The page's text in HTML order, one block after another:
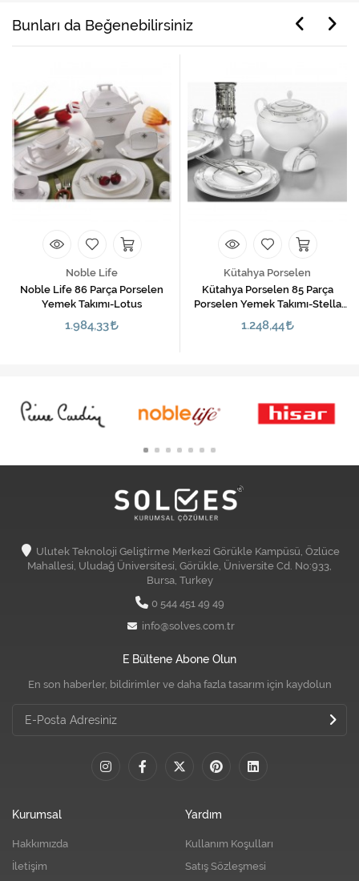
Bunları da Beğenebilirsiniz
Noble Life
Noble Life 86 Parça Porselen
Yemek Takımı-Lotus
1.984,33
Kütahya Porselen
Kütahya Porselen 85 Parça
Porselen Yemek Takımı-Stella
1203520
1.248,44
Ulutek Teknoloji Geliştirme Merkezi Görükle Kampüsü, Özlüce
Mahallesi, Uludağ Üniversitesi, Görükle, Üniversite Cd. No:933,
Bursa, Turkey
0 544 451 49 49
info@solves.com.tr
E Bültene Abone Olun
En son haberler, bildirimler ve daha fazla tasarım için kaydolun
Kurumsal
Hakkımızda
İletişim
Yardım
Kullanım Koşulları
Satış Sözleşmesi